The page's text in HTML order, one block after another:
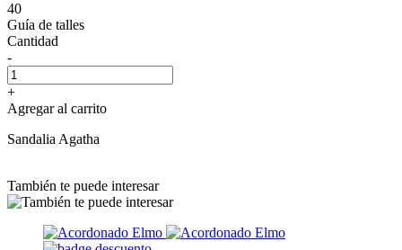
40
Guía de talles
Cantidad
-
+
Agregar al carrito
Sandalia Agatha
También te puede interesar